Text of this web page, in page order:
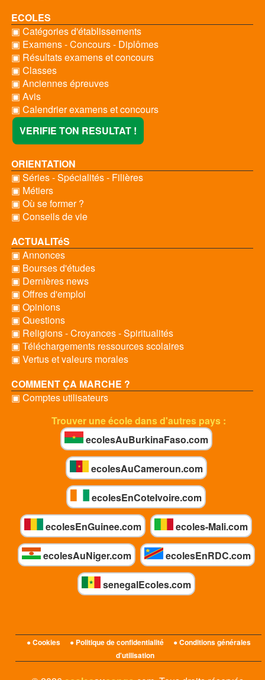
ECOLES
▣ Catégories d'établissements
▣ Examens - Concours - Diplômes
▣ Résultats examens et concours
▣ Classes
▣ Anciennes épreuves
▣ Avis
▣ Calendrier examens et concours
VERIFIE TON RESULTAT !
ORIENTATION
▣ Séries - Spécialités - Filières
▣ Métiers
▣ Où se former ?
▣ Conseils de vie
ACTUALITéS
▣ Annonces
▣ Bourses d'études
▣ Dernières news
▣ Offres d'emploi
▣ Opinions
▣ Questions
▣ Religions - Croyances - Spiritualités
▣ Téléchargements ressources scolaires
▣ Vertus et valeurs morales
COMMENT ÇA MARCHE ?
▣ Comptes utilisateurs
Trouver une école dans d'autres pays :
ecolesAuBurkinaFaso.com
ecolesAuCameroun.com
ecolesEnCoteIvoire.com
ecolesEnGuinee.com ecoles-Mali.com
ecolesAuNiger.com ecolesEnRDC.com
senegalEcoles.com
● Cookies ● Politique de confidentialité
● Conditions générales
d'utilisation